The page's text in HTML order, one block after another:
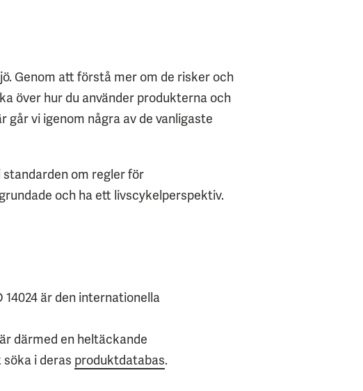
Genom att förstå mer om de risker och
över hur du använder produkterna och
vi igenom några av de vanligaste
om regler för
och ha ett livscykelperspektiv.
är den internationella
därmed en heltäckande
söka i deras produktdatabas.